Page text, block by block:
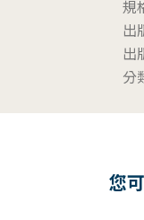
規
出
出
分
您